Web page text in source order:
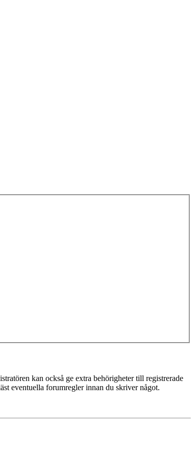
kan också ge extra behörigheter till registrerade
eventuella forumregler innan du skriver något.